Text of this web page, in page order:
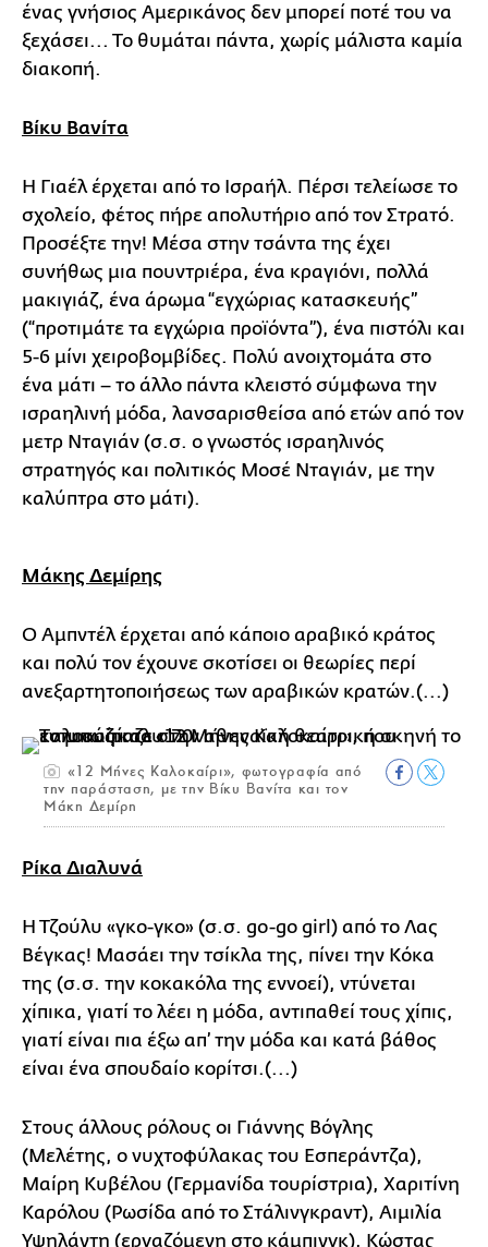
ένας γνήσιος Αμερικάνος δεν μπορεί ποτέ του να
ξεχάσει... Το θυμάται πάντα, χωρίς μάλιστα καμία
διακοπή.
Βίκυ Βανίτα
Η Γιαέλ έρχεται από το Ισραήλ. Πέρσι τελείωσε το
σχολείο, φέτος πήρε απολυτήριο από τον Στρατό.
Προσέξτε την! Μέσα στην τσάντα της έχει
συνήθως μια πουντριέρα, ένα κραγιόνι, πολλά
μακιγιάζ, ένα άρωμα “εγχώριας κατασκευής”
(“προτιμάτε τα εγχώρια προϊόντα”), ένα πιστόλι και
5-6 μίνι χειροβομβίδες. Πολύ ανοιχτομάτα στο
ένα μάτι – το άλλο πάντα κλειστό σύμφωνα την
ισραηλινή μόδα, λανσαρισθείσα από ετών από τον
μετρ Νταγιάν (σ.σ. ο γνωστός ισραηλινός
στρατηγός και πολιτικός Μοσέ Νταγιάν, με την
καλύπτρα στο μάτι).
Μάκης Δεμίρης
Ο Αμπντέλ έρχεται από κάποιο αραβικό κράτος
και πολύ τον έχουνε σκοτίσει οι θεωρίες περί
ανεξαρτητοποιήσεως των αραβικών κρατών.(...)
«12 Μήνες Καλοκαίρι», φωτογραφία από
την παράσταση, με την Βίκυ Βανίτα και τον
Μάκη Δεμίρη
Ρίκα Διαλυνά
Η Τζούλυ «γκο-γκο» (σ.σ. go-go girl) από το Λας
Βέγκας! Μασάει την τσίκλα της, πίνει την Κόκα
της (σ.σ. την κοκακόλα της εννοεί), ντύνεται
χίπικα, γιατί το λέει η μόδα, αντιπαθεί τους χίπις,
γιατί είναι πια έξω απ’ την μόδα και κατά βάθος
είναι ένα σπουδαίο κορίτσι.(...)
Στους άλλους ρόλους οι Γιάννης Βόγλης
(Μελέτης, ο νυχτοφύλακας του Εσπεράντζα),
Μαίρη Κυβέλου (Γερμανίδα τουρίστρια), Χαριτίνη
Καρόλου (Ρωσίδα από το Στάλινγκραντ), Αιμιλία
Υψηλάντη (εργαζόμενη στο κάμπινγκ), Κώστας